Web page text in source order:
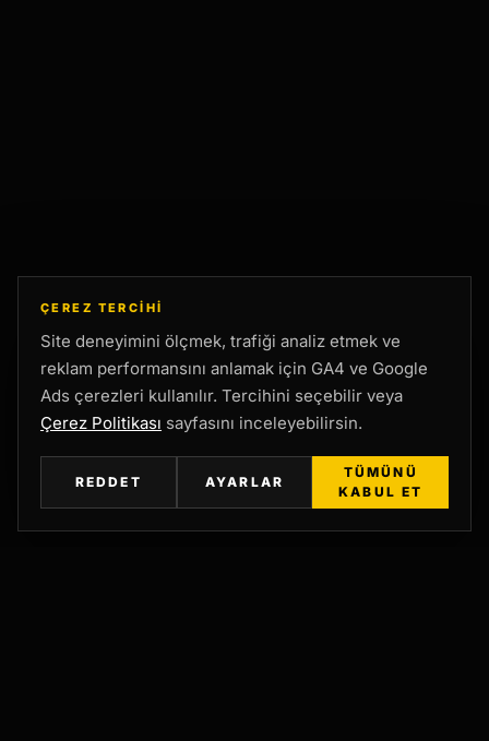
ÇEREZ TERCIHI
Site deneyimini ölçmek, trafiği analiz etmek ve
reklam performansını anlamak için GA4 ve Google
Ads çerezleri kullanılır. Tercihini seçebilir veya
Çerez Politikası sayfasını inceleyebilirsin.
REDDET AYARLAR
TÜMÜNÜ
KABUL ET